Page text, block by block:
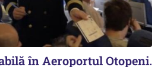
în Aeroportul Otopeni.